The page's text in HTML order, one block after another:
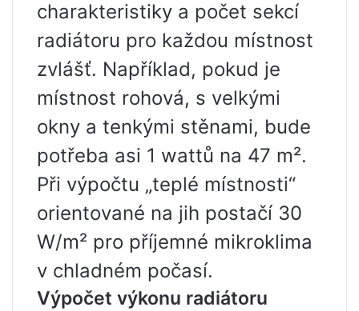
charakteristiky a počet sekcí
radiátoru pro každou místnost
zvlášť. Například, pokud je
místnost rohová, s velkými
okny a tenkými stěnami, bude
potřeba asi 1 wattů na 47 m².
Při výpočtu „teplé místnosti“
orientované na jih postačí 30
W/m² pro příjemné mikroklima
v chladném počasí.
Výpočet výkonu radiátoru